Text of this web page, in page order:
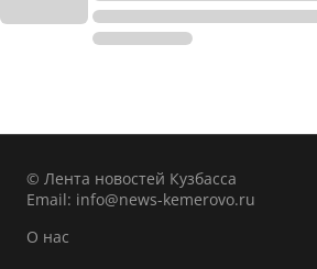
© Лента новостей Кузбасса
Email: info@news-kemerovo.ru
О нас